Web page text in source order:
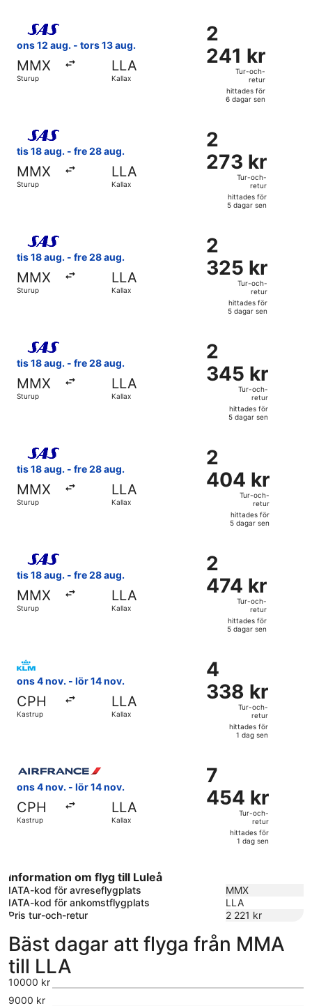
dag
sen
ons 12 aug. - tors 13 aug.
MMX
Sturup
LLA
Kallax
2
241 kr
Tur-
retur,
hittades
dagar
sen
2
241 kr
Tur-och-
retur
hittades för
6 dagar sen
Välj flyg med Scandinavian Airlines, med avresa ons
tis 18 aug. - fre 28 aug.
MMX
Sturup
LLA
Kallax
2
273 kr
Tur-
retur,
hittades
dagar
sen
2
273 kr
Tur-och-
retur
hittades för
5 dagar sen
Välj flyg med Scandinavian Airlines, med avresa tis 18
tis 18 aug. - fre 28 aug.
MMX
Sturup
LLA
Kallax
2
325 kr
Tur-
retur,
hittades
dagar
sen
2
325 kr
Tur-och-
retur
hittades för
5 dagar sen
Välj flyg med Scandinavian Airlines, med avresa tis 18
tis 18 aug. - fre 28 aug.
MMX
Sturup
LLA
Kallax
2
345 kr
Tur-
retur,
hittades
dagar
sen
2
345 kr
Tur-och-
retur
hittades för
5 dagar sen
Välj flyg med Scandinavian Airlines, med avresa tis 18
tis 18 aug. - fre 28 aug.
MMX
Sturup
LLA
Kallax
2
404 kr
Tur-
retur,
hittades
dagar
sen
2
404 kr
Tur-och-
retur
hittades för
5 dagar sen
Välj flyg med Scandinavian Airlines, med avresa tis 18
tis 18 aug. - fre 28 aug.
MMX
Sturup
LLA
Kallax
2
474 kr
Tur-
retur,
hittades
dagar
sen
2
474 kr
Tur-och-
retur
hittades för
5 dagar sen
Välj flyg med Scandinavian Airlines, med avresa tis 18
ons 4 nov. - lör 14 nov.
CPH
Kastrup
LLA
Kallax
4
338 kr
Tur-
retur,
hittades
dag
sen
4
338 kr
Tur-och-
retur
hittades för
1 dag sen
Välj flyg med KLM, med avresa ons 4 nov. från
ons 4 nov. - lör 14 nov.
CPH
Kastrup
LLA
Kallax
7
454 kr
Tur-
retur,
hittades
7
454 kr
Tur-och-
retur
hittades för
1 dag sen
Information om flyg till Luleå
IATA-kod för avreseflygplats
MMX
IATA-kod för ankomstflygplats
LLA
Pris tur-och-retur
2 221 kr
Bäst dagar att flyga från MMA
till LLA
9000 kr
10000 kr